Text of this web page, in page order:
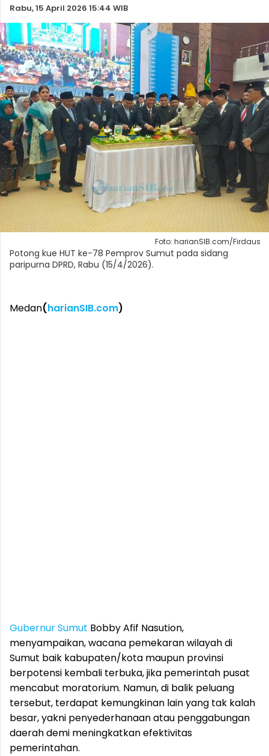
Rabu, 15 April 2026 15:44 WIB
Foto: harianSIB.com/Firdaus
Potong kue HUT ke-78 Pemprov Sumut pada sidang
paripurna DPRD, Rabu (15/4/2026).
Medan(harianSIB.com)
Gubernur Sumut Bobby Afif Nasution,
menyampaikan, wacana pemekaran wilayah di
Sumut baik kabupaten/kota maupun provinsi
berpotensi kembali terbuka, jika pemerintah pusat
mencabut moratorium. Namun, di balik peluang
tersebut, terdapat kemungkinan lain yang tak kalah
besar, yakni penyederhanaan atau penggabungan
daerah demi meningkatkan efektivitas
pemerintahan.